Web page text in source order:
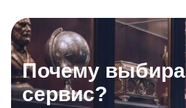
Почему
сервис?